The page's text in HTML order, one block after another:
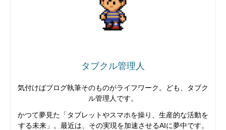
タブクル管理人
気付けばブログ執筆そのものがライフワーク。ども、タブク
ル管理人です。
かつて夢見た「タブレットやスマホを操り、生産的な活動を
する未来」。最近は、その実現を加速させるAIに夢中です。